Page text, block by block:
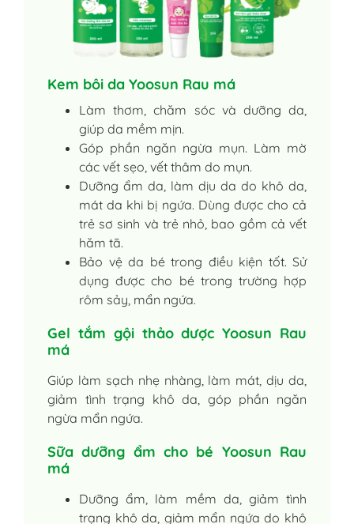
Kem bôi da Yoosun Rau má
Làm thơm, chăm sóc và dưỡng da,
giúp da mềm mịn.
Góp phần ngăn ngừa mụn. Làm mờ
các vết sẹo, vết thâm do mụn.
Dưỡng ẩm da, làm dịu da do khô da,
mát da khi bị ngứa. Dùng được cho cả
trẻ sơ sinh và trẻ nhỏ, bao gồm cả vết
hăm tã.
Bảo vệ da bé trong điều kiện tốt. Sử
dụng được cho bé trong trường hợp
rôm sảy, mẩn ngứa.
Gel tắm gội thảo dược Yoosun Rau
má
Giúp làm sạch nhẹ nhàng, làm mát, dịu da,
giảm tình trạng khô da, góp phần ngăn
ngừa mẩn ngứa.
Sữa dưỡng ẩm cho bé Yoosun Rau
má
Dưỡng ẩm, làm mềm da, giảm tình
trạng khô da, giảm mẩn ngứa do khô